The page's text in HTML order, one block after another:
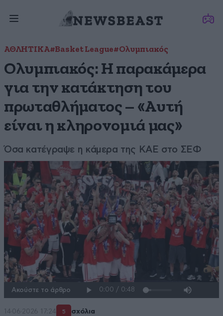
ΑΘΛΗΤΙΚΑ#Basket League#Ολυμπιακός
Ολυμπιακός: Η παρακάμερα
για την κατάκτηση του
πρωταθλήματος – «Αυτή
είναι η κληρονομιά μας»
Όσα κατέγραψε η κάμερα της ΚΑΕ στο ΣΕΦ
Ακούστε το άρθρο
14·06·2026 17:24 5 σχόλια